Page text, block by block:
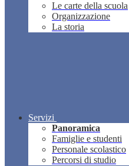
Le carte della scuola
Organizzazione
La storia
Servizi
Panoramica
Famiglie e studenti
Personale scolastico
Percorsi di studio